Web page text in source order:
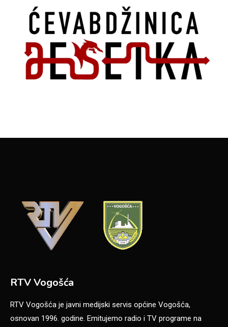
RTV Vogošća
RTV Vogošća je javni medijski servis općine Vogošća,
osnovan 1996. godine. Emitujemo radio i TV programe na